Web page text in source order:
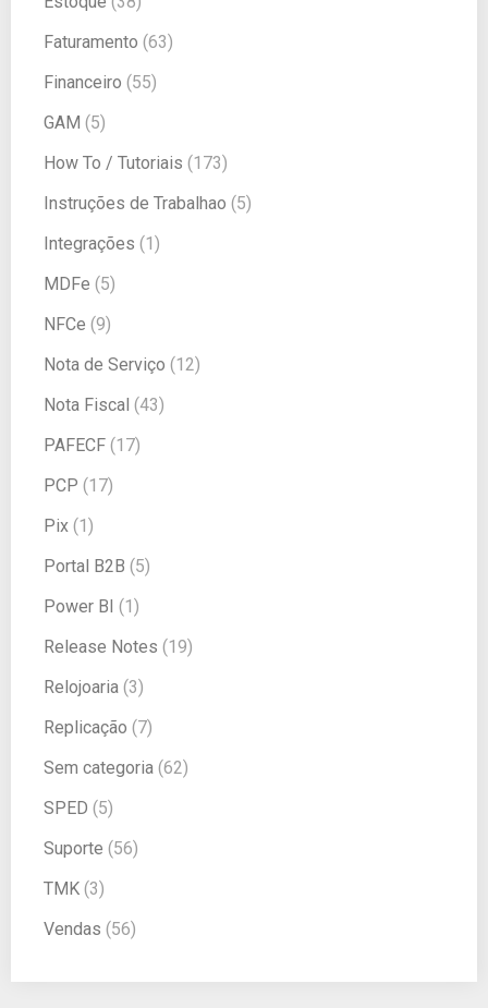
Faturamento (63)
Financeiro (55)
GAM (5)
How To / Tutoriais (173)
Instruções de Trabalhao (5)
Integrações (1)
MDFe (5)
NFCe (9)
Nota de Serviço (12)
Nota Fiscal (43)
PAFECF (17)
PCP (17)
Pix (1)
Portal B2B (5)
Power BI (1)
Release Notes (19)
Relojoaria (3)
Replicação (7)
Sem categoria (62)
SPED (5)
Suporte (56)
TMK (3)
Vendas (56)